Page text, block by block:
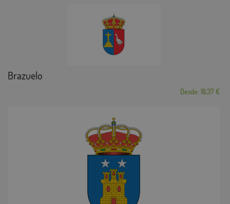
Brazuelo
Desde: 18,37 €